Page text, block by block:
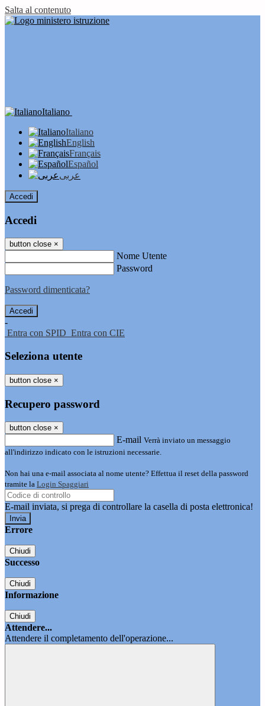
Salta al contenuto
Italiano
Italiano
English
Français
Español
عربى
Accedi
Accedi
button close ×
Nome Utente
Password
Password dimenticata?
-
Entra con SPID Entra con CIE
Seleziona utente
button close ×
Recupero password
button close ×
E-mail Verrà inviato un messaggio
all'indirizzo indicato con le istruzioni necessarie.
Non hai una e-mail associata al nome utente? Effettua il reset della password
tramite la Login Spaggiari
E-mail inviata, si prega di controllare la casella di posta elettronica!
Errore
Chiudi
Successo
Chiudi
Informazione
Chiudi
Attendere...
Attendere il completamento dell'operazione...